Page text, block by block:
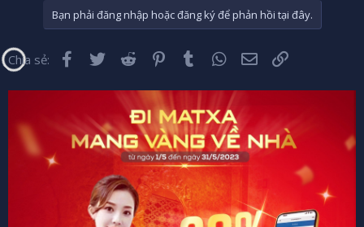
Bạn phải đăng nhập hoặc đăng ký để phản hồi tại đây.
Chia sẻ: Facebook
Twitter Reddit Pinterest
Tumblr WhatsApp
Email